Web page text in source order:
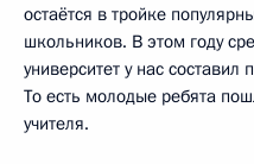
остаётся в тройке
школьников. В этом году
университет у нас
То есть молодые ребята
учителя.